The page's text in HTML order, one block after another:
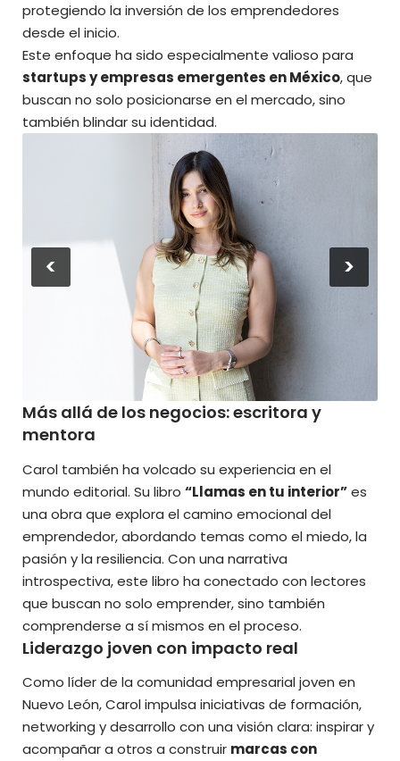
protegiendo la inversión de los emprendedores
desde el inicio.
Este enfoque ha sido especialmente valioso para
startups y empresas emergentes en México, que
buscan no solo posicionarse en el mercado, sino
también blindar su identidad.
< >
Más allá de los negocios: escritora y
mentora
Carol también ha volcado su experiencia en el
mundo editorial. Su libro “Llamas en tu interior”es
una obra que explora el camino emocional del
emprendedor, abordando temas como el miedo, la
pasión y la resiliencia. Con una narrativa
introspectiva, este libro ha conectado con lectores
que buscan no solo emprender, sino también
comprenderse a sí mismos en el proceso.
Liderazgo joven con impacto real
Como líder de la comunidad empresarial joven en
Nuevo León, Carol impulsa iniciativas de formación,
networking y desarrollo con una visión clara: inspirar y
acompañar a otros a construir marcas con